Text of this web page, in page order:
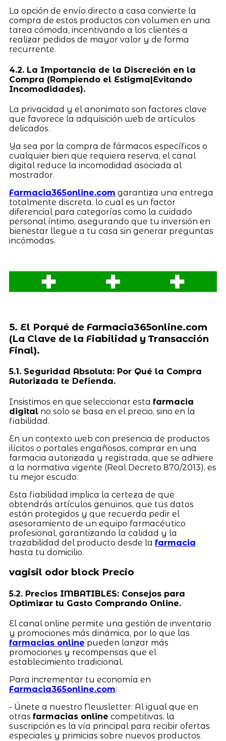
La opción de envío directo a casa convierte la
compra de estos productos con volumen en una
tarea cómoda, incentivando a los clientes a
realizar pedidos de mayor valor y de forma
recurrente.
4.2. La Importancia de la Discreción en la
Compra (Rompiendo el Estigma|Evitando
Incomodidades).
La privacidad y el anonimato son factores clave
que favorece la adquisición web de artículos
delicados.
Ya sea por la compra de fármacos específicos o
cualquier bien que requiera reserva, el canal
digital reduce la incomodidad asociada al
mostrador.
Farmacia365online.com garantiza una entrega
totalmente discreta, lo cual es un factor
diferencial para categorías como la cuidado
personal íntimo, asegurando que tu inversión en
bienestar llegue a tu casa sin generar preguntas
incómodas.
5. El Porqué de Farmacia365online.com
(La Clave de la Fiabilidad y Transacción
Final).
5.1. Seguridad Absoluta: Por Qué la Compra
Autorizada te Defienda.
Insistimos en que seleccionar esta farmacia
digitalno solo se basa en el precio, sino en la
fiabilidad.
En un contexto web con presencia de productos
ilícitos o portales engañosos, comprar en una
farmacia autorizada y registrada, que se adhiere
a la normativa vigente (Real Decreto 870/2013), es
tu mejor escudo.
Esta fiabilidad implica la certeza de que
obtendrás artículos genuinos, que tus datos
están protegidos y que recuerda pedir el
asesoramiento de un equipo farmacéutico
profesional, garantizando la calidad y la
trazabilidad del producto desde la farmacia
hasta tu domicilio.
vagisil odor block Precio
5.2. Precios IMBATIBLES: Consejos para
Optimizar tu Gasto Comprando Online.
El canal online permite una gestión de inventario
y promociones más dinámica, por lo que las
farmacias online pueden lanzar más
promociones y recompensas que el
establecimiento tradicional.
Para incrementar tu economía en
Farmacia365online.com:
- Únete a nuestro Newsletter: Al igual que en
otras farmacias online competitivas, la
suscripción es la vía principal para recibir ofertas
especiales y primicias sobre nuevos productos.